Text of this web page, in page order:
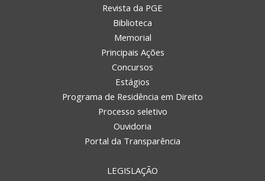
Revista da PGE
Biblioteca
Memorial
Principais Ações
Concursos
Estágios
Programa de Residência em Direito
Processo seletivo
Ouvidoria
Portal da Transparência
LEGISLAÇÃO